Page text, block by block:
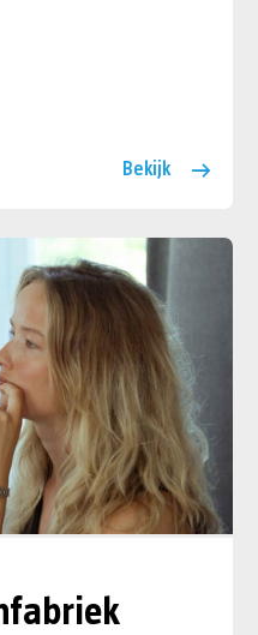
Bekijk